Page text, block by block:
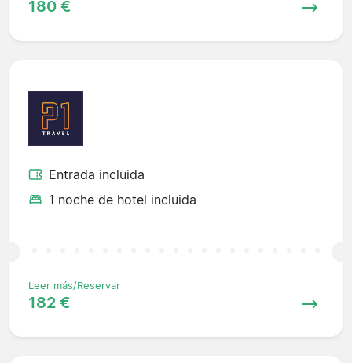
180 €
Entrada incluida
1 noche de hotel incluida
Leer más/Reservar
182 €